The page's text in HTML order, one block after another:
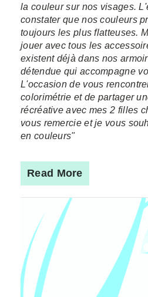
la couleur sur nos visages.
constater que nos couleurs
toujours les plus flatteuses.
jouer avec tous les
existent déjà dans nos
détendue qui accompagne
L'occasion de vous
colorimétrie et de partager
récréative avec mes 2 filles
vous remercie et je vous
en couleurs"
Read More